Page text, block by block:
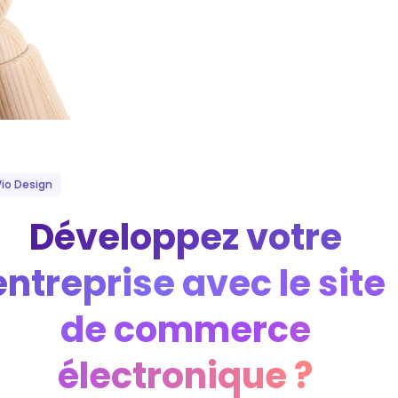
Design
Développez votre
avec le site
de commerce
électronique ?